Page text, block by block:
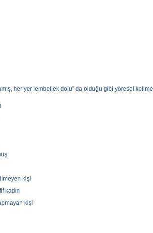
her yer lembellek dolu” da olduğu gibi yöresel
kişi
kadın
kişi